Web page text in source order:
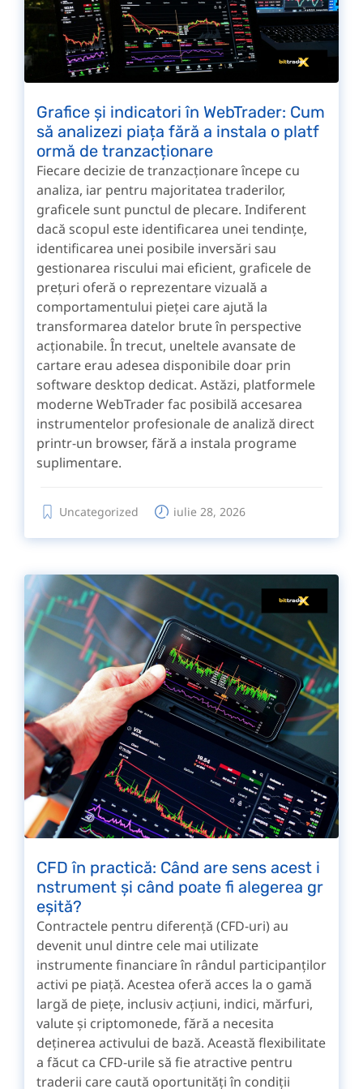
Grafice și indicatori în WebTrader: Cum
să analizezi piața fără a instala o platf
ormă de tranzacționare
Fiecare decizie de tranzacționare începe cu
analiza, iar pentru majoritatea traderilor,
graficele sunt punctul de plecare. Indiferent
dacă scopul este identificarea unei tendințe,
identificarea unei posibile inversări sau
gestionarea riscului mai eficient, graficele de
prețuri oferă o reprezentare vizuală a
comportamentului pieței care ajută la
transformarea datelor brute în perspective
acționabile. În trecut, uneltele avansate de
cartare erau adesea disponibile doar prin
software desktop dedicat. Astăzi, platformele
moderne WebTrader fac posibilă accesarea
instrumentelor profesionale de analiză direct
printr-un browser, fără a instala programe
suplimentare.
Uncategorized iulie 28, 2026
CFD în practică: Când are sens acest i
nstrument și când poate fi alegerea gr
eșită?
Contractele pentru diferență (CFD-uri) au
devenit unul dintre cele mai utilizate
instrumente financiare în rândul participanților
activi pe piață. Acestea oferă acces la o gamă
largă de piețe, inclusiv acțiuni, indici, mărfuri,
valute și criptomonede, fără a necesita
deținerea activului de bază. Această flexibilitate
a făcut ca CFD-urile să fie atractive pentru
traderii care caută oportunități în condiții